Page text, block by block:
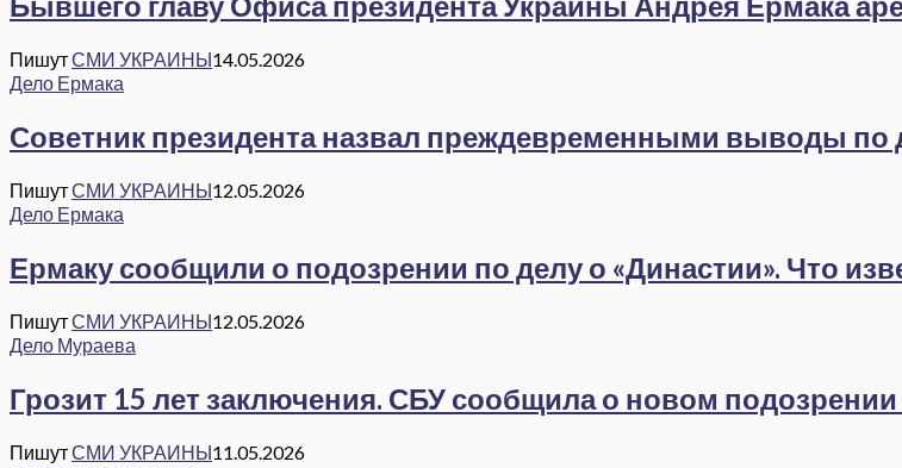
ПишутСМИ УКРАИНЫ14.05.2026
Дело Ермака
Советник президента назвал преждевременными выводы по
ПишутСМИ УКРАИНЫ12.05.2026
Дело Ермака
Ермаку сообщили о подозрении по делу о «Династии». Что
ПишутСМИ УКРАИНЫ12.05.2026
Дело Мураева
Грозит 15 лет заключения. СБУ сообщила о новом
ПишутСМИ УКРАИНЫ11.05.2026